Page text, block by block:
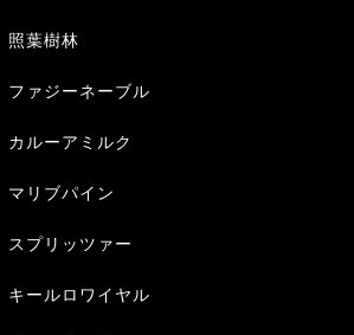
照葉樹林
ファジーネーブル
カルーアミルク
マリブパイン
スプリッツァー
キールロワイヤル